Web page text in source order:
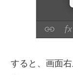
すると、画面